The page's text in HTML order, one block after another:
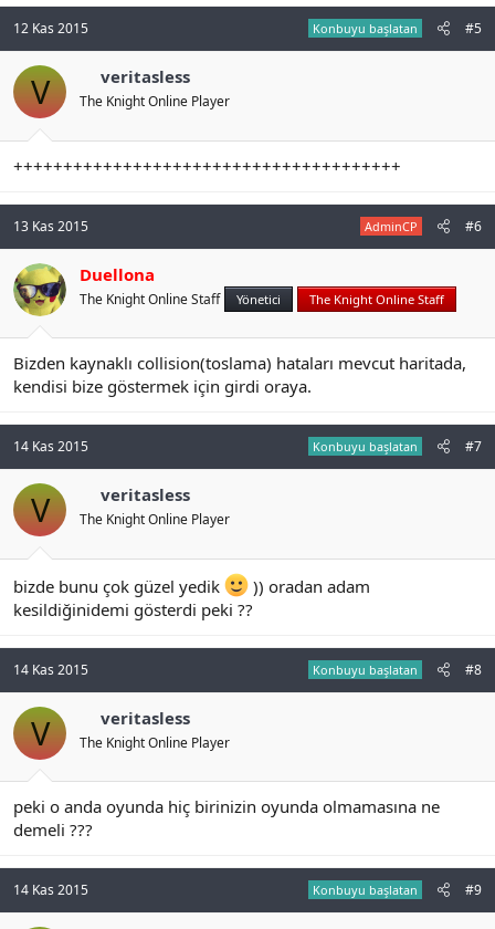
12 Kas 2015 Konbuyu başlatan #5
V veritasless
The Knight Online Player
+++++++++++++++++++++++++++++++++++++++
13 Kas 2015 AdminCP #6
Duellona
The Knight Online Staff Yönetici The Knight Online Staff
Bizden kaynaklı collision(toslama) hataları mevcut haritada,
kendisi bize göstermek için girdi oraya.
14 Kas 2015 Konbuyu başlatan #7
V veritasless
The Knight Online Player
bizde bunu çok güzel yedik
)) oradan adam
kesildiğinidemi gösterdi peki ??
14 Kas 2015 Konbuyu başlatan #8
V veritasless
The Knight Online Player
peki o anda oyunda hiç birinizin oyunda olmamasına ne
demeli ???
14 Kas 2015 Konbuyu başlatan #9